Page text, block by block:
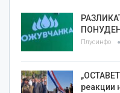
Плусинфо
реакции